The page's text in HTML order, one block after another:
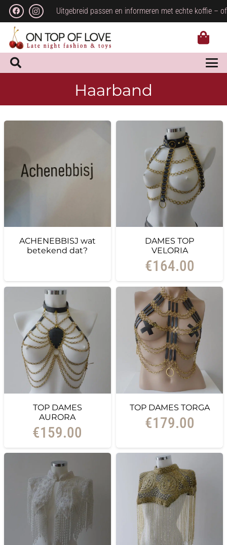
Uitgebreid passen en informeren met echte koffie –
Haarband
ACHENEBBISJ wat
betekend dat?
DAMES TOP
VELORIA
€164.00
TOP DAMES
AURORA
€159.00
TOP DAMES TORGA
€179.00